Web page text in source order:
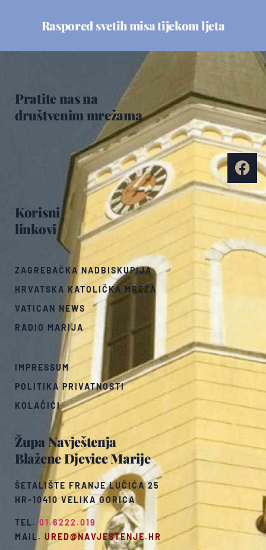
Raspored svetih misa tijekom ljeta
Župa Navještenja
Blažene Djevice Marije
ŠETALIŠTE FRANJE LUČIĆA 25
HR-10410 VELIKA GORICA
TEL.01.6222.019
MAIL. URED@NAVJESTENJE.HR
Korisni
linkovi
ZAGREBAČKA NADBISKUPIJA
HRVATSKA KATOLIČKA MREŽA
VATICAN NEWS
RADIO MARIJA
IMPRESSUM
POLITIKA PRIVATNOSTI
KOLAČIĆI
Pratite nas na
društvenim mrežama